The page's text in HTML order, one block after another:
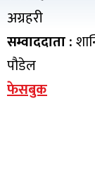
अग्रहरी
सम्वाददाता :
पौडेल
फेसबुक